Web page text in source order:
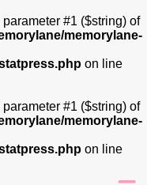
#1 ($string) of
memorylane-
on line
#1 ($string) of
memorylane-
on line